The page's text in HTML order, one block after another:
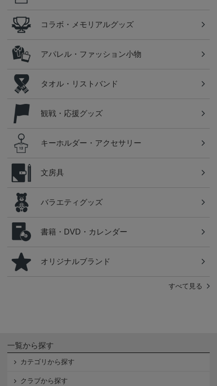
コラボ・メモリアルグッズ
アパレル・ファッション小物
タオル・リストバンド
観戦・応援グッズ
キーホルダー・アクセサリー
文房具
バラエティグッズ
書籍・DVD・カレンダー
オリジナルブランド
すべて見る
一覧から探す
カテゴリから探す
クラブから探す